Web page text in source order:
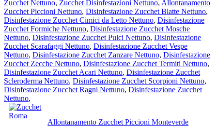
Zucchet Nettuno, Zucchet Disinfestazioni Nettuno, Allontanamento
Zucchet Piccioni Nettuno, Disinfestazione Zucchet Blatte Nettuno,
Disinfestazione Zucchet Cimici da Letto Nettuno, Disinfestazione
Zucchet Formiche Nettuno, Disinfestazione Zucchet Mosche
Nettuno, Disinfestazione Zucchet Pulci Nettuno, Disinfestazione
Zucchet Scarafaggi Nettuno, Disinfestazione Zucchet Vespe
Nettuno, Disinfestazione Zucchet Zanzare Nettuno, Disinfestazione
Zucchet Zecche Nettuno, Disinfestazione Zucchet Termiti Nettuno,
Disinfestazione Zucchet Acari Nettuno, Disinfestazione Zucchet
Scleroderma Nettuno, Disinfestazione Zucchet Scorpioni Nettuno,
Disinfestazione Zucchet Ragni Nettuno, Disinfestazione Zucchet
Nettuno,
Post
precedente:
Allontanamento Zucchet Piccioni Monteverde